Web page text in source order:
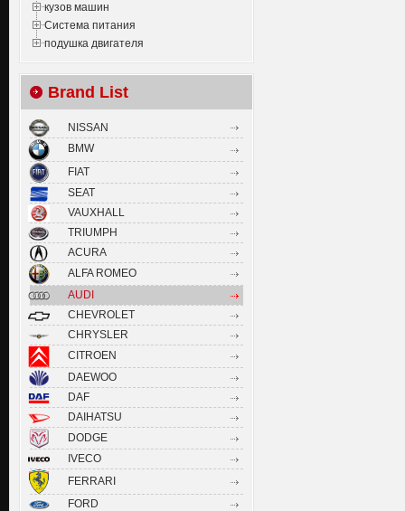
кузов машин
Система питания
подушка двигателя
Brand List
NISSAN
BMW
FIAT
SEAT
VAUXHALL
TRIUMPH
ACURA
ALFA ROMEO
AUDI
CHEVROLET
CHRYSLER
CITROEN
DAEWOO
DAF
DAIHATSU
DODGE
IVECO
FERRARI
FORD